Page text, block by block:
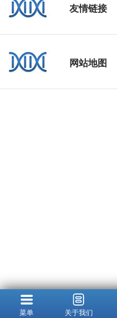
友情链接
网站地图
菜单 关于我们